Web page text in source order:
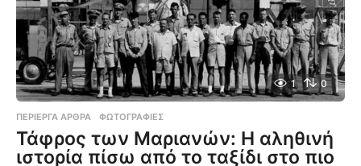
1 0
ΠΕΡΊΕΡΓΑ ΆΡΘΡΑ ,ΦΩΤΟΓΡΑΦΊΕΣ
Τάφρος των Μαριανών: Η αληθινή
ιστορία πίσω από το ταξίδι στο πιο